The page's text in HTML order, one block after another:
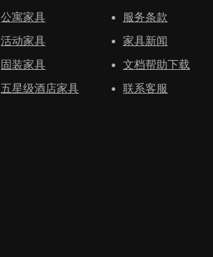
公寓家具
活动家具
固装家具
五星级酒店家具
服务条款
家具新闻
文档帮助下载
联系客服